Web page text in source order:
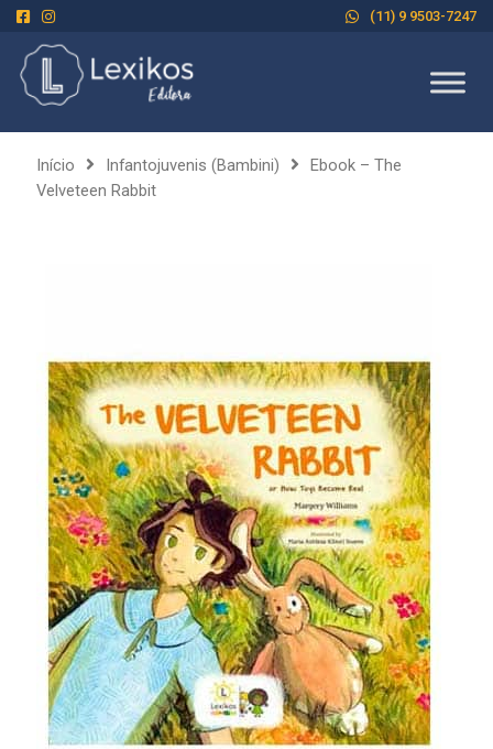
(11) 9 9503-7247
Início Infantojuvenis (Bambini)
Ebook – The
Velveteen Rabbit